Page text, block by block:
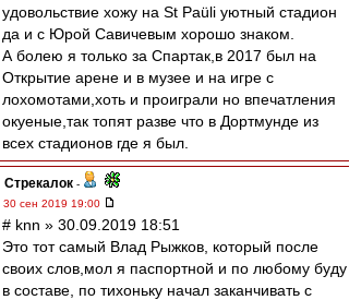
удовольствие хожу на St Paüli уютный стадион
да и с Юрой Савичевым хорошо знаком.
А болею я только за Спартак,в 2017 был на
Открытие арене и в музее и на игре с
лохомотами,хоть и проиграли но впечатления
окуеные,так топят разве что в Дортмунде из
всех стадионов где я был.
Стрекалок -
30 сен 2019 19:00
# knn » 30.09.2019 18:51
Это тот самый Влад Рыжков, который после
своих слов,мол я паспортной и по любому буду
в составе, по тихоньку начал заканчивать с